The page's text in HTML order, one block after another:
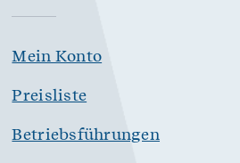
Mein Konto
Preisliste
Betriebsführungen